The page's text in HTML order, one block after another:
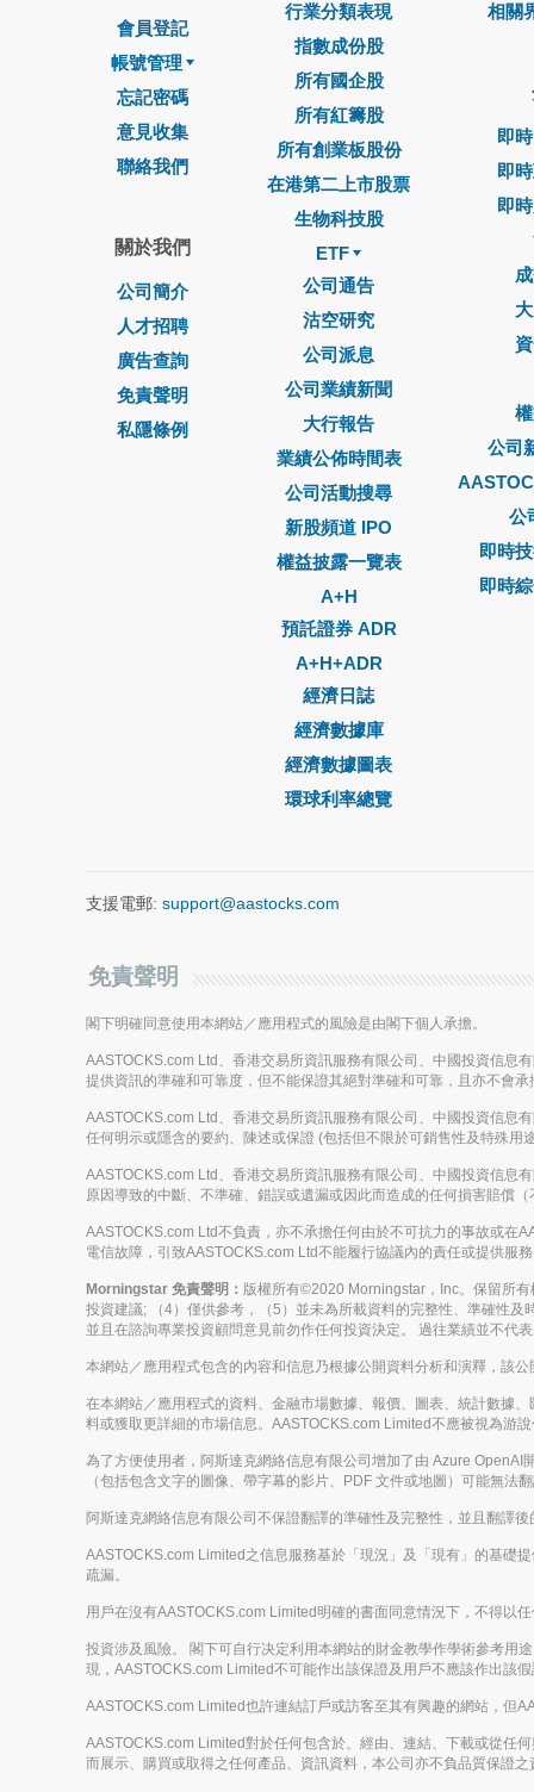
會員登記
帳號管理
忘記密碼
意見收集
聯絡我們
關於我們
公司簡介
人才招聘
廣告查詢
免責聲明
私隱條例
行業分類表現
指數成份股
所有國企股
所有紅籌股
所有創業板股份
在港第二上市股票
生物科技股
ETF
公司通告
沽空研究
公司派息
公司業績新聞
大行報告
業績公佈時間表
公司活動搜尋
新股頻道 IPO
權益披露一覽表
A+H
預託證券 ADR
A+H+ADR
經濟日誌
經濟數據庫
經濟數據圖表
環球利率總覽
相關
即
即
即
公司
公
即時
即時
支援電郵: support@aastocks.com
免責聲明
閣下明確同意使用本網站／應用程式的風險是由閣下個人承擔。
AASTOCKS.com Ltd、香港交易所資訊服務有限公司、中國投資信息
提供資訊的準確和可靠度，但不能保證其絕對準確和可靠，且亦不會
AASTOCKS.com Ltd、香港交易所資訊服務有限公司、中國投資信息
任何明示或隱含的要約、陳述或保證 (包括但不限於可銷售性及特殊用
AASTOCKS.com Ltd、香港交易所資訊服務有限公司、中國投資信息
原因導致的中斷、不準確、錯誤或遺漏或因此而造成的任何損害賠償
AASTOCKS.com Ltd不負責，亦不承擔任何由於不可抗力的事故或在
電信故障，引致AASTOCKS.com Ltd不能履行協議內的責任或提供服
Morningstar 免責聲明： 版權所有©2020 Morningstar，Inc。保留所
投資建議; （4）僅供參考，（5）並未為所載資料的完整性、準確性
並且在諮詢專業投資顧問意見前勿作任何投資決定。 過往業績並不代
本網站／應用程式包含的內容和信息乃根據公開資料分析和演釋，該
在本網站／應用程式的資料、金融市場數據、報價、圖表、統計數據
料或獲取更詳細的市場信息。AASTOCKS.com Limited不應被視為游
為了方便使用者，阿斯達克網絡信息有限公司增加了由 Azure
（包括包含文字的圖像、帶字幕的影片、PDF 文件或地圖）可能無法
阿斯達克網絡信息有限公司不保證翻譯的準確性及完整性，並且翻譯
AASTOCKS.com Limited之信息服務基於「現況」及「現有」的基礎
疏漏。
用戶在沒有AASTOCKS.com Limited明確的書面同意情況下，不得以
投資涉及風險。 閣下可自行决定利用本網站的財金教學作學術參考用
現，AASTOCKS.com Limited不可能作出該保證及用戶不應該作出該
AASTOCKS.com Limited也許連結訂戶或訪客至其有興趣的網站，但
AASTOCKS.com Limited對於任何包含於、經由、連結、下載或從任
而展示、購買或取得之任何產品、資訊資料，本公司亦不負品質保證之